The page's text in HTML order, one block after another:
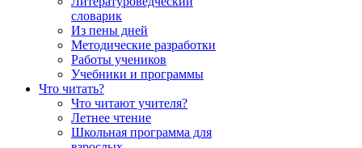
словарик
Из пены дней
Методические разработки
Работы учеников
Учебники и программы
Что читать?
Что читают учителя?
Летнее чтение
Школьная программа для